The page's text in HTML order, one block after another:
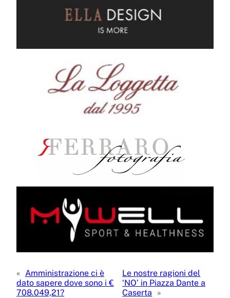
« Amministrazione ci è
dato sapere dove sono i €
708.049,21?
Le nostre ragioni del
‘NO’ in Piazza Dante a
Caserta
»